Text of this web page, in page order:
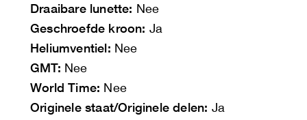
Draaibare lunette: Nee
Geschroefde kroon: Ja
Heliumventiel: Nee
GMT: Nee
World Time: Nee
Originele staat/Originele delen: Ja